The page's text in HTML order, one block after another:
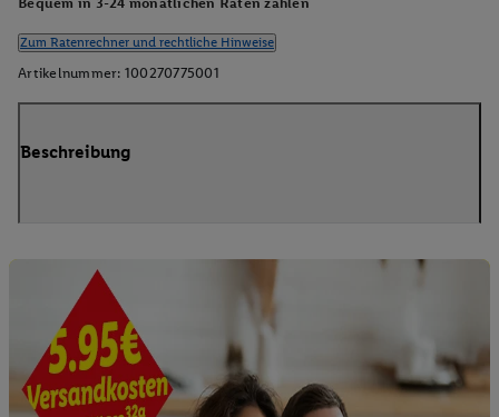
Zum Ratenrechner und rechtliche Hinweise
Artikelnummer: 100270775001
Beschreibung